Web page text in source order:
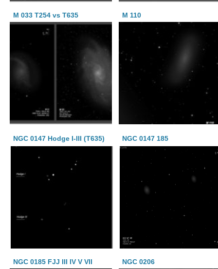
M 033 T254 vs T635 M 110
NGC 0147 Hodge I-III (T635) NGC 0147 185
NGC 0185 FJJ III IV V VII NGC 0206